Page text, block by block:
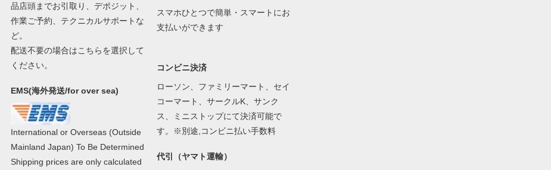
品店頭までお引取り、デポジット、
作業ご予約、テクニカルサポートな
ど。
配送不要の場合はこちらを選択して
ください。
EMS(海外発送/for over sea)
International or Overseas (Outside
Mainland Japan) To Be Determined
Shipping prices are only calculated
スマホひとつで簡単・スマートにお
支払いができます
コンビニ決済
ローソン、ファミリーマート、セイ
コーマート、サークルK、サンク
ス、ミニストップにて決済可能で
す。※別途,コンビニ払い手数料
代引（ヤマト運輸）